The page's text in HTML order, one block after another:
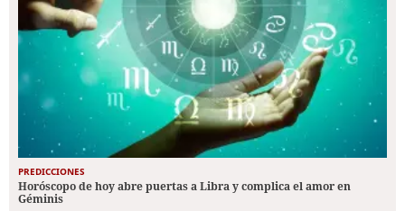
PREDICCIONES
Horóscopo de hoy abre puertas a Libra y complica el amor en
Géminis